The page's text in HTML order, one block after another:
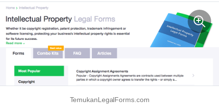
TemukanLegalForms.com